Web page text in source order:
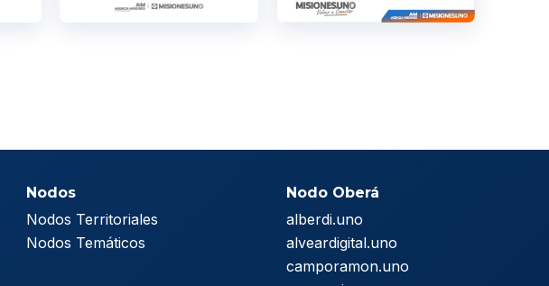
Nodos
Nodos Territoriales
Nodos Temáticos
Nodo Oberá
alberdi.uno
alveardigital.uno
camporamon.uno